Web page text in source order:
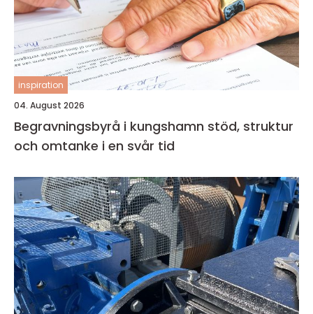
inspiration
04. August 2026
Begravningsbyrå i kungshamn stöd, struktur
och omtanke i en svår tid